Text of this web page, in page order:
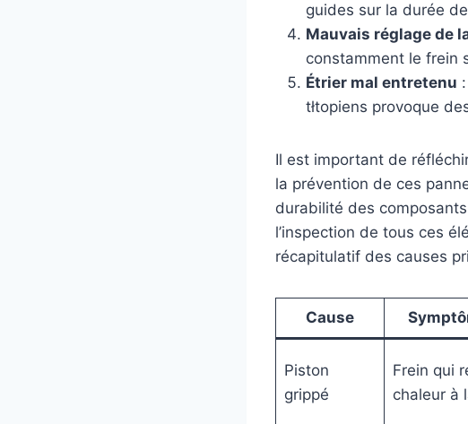
guides sur la durée
Mauvais réglage de
constamment le frein
Étrier mal entretenu
tłtopiens provoque
Il est important de
la prévention de ces
durabilité des
l’inspection de tous ces
récapitulatif des causes
Cause
Piston
grippé
Frein qui
chaleur à